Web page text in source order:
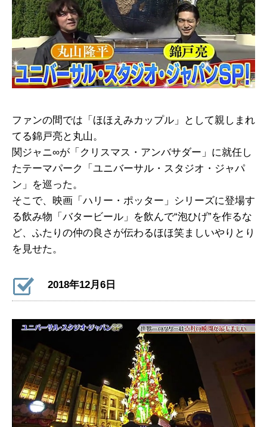
ファンの間では「ほほえみカップル」として親しまれ
てる錦戸亮と丸山。
関ジャニ∞が「クリスマス・アンバサダー」に就任し
たテーマパーク「ユニバーサル・スタジオ・ジャパ
ン」を巡った。
そこで、映画「ハリー・ポッター」シリーズに登場す
る飲み物「バタービール」を飲んで“泡ひげ”を作るな
ど、ふたりの仲の良さが伝わるほほ笑ましいやりとり
を見せた。
2018年12月6日